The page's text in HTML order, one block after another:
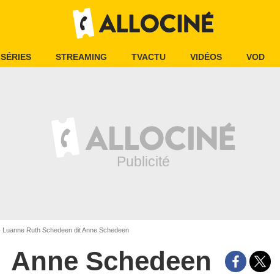
SÉRIES STREAMING TVACTU VIDÉOS VOD
Luanne Ruth Schedeen dit Anne Schedeen
Anne Schedeen